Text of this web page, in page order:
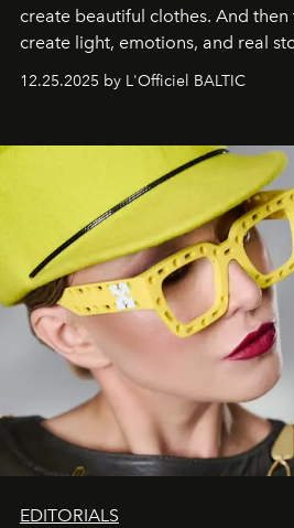
create beautiful clothes. And
create light, emotions, and real
one of them.
12.25.2025 by L'Officiel BALTIC
EDITORIALS